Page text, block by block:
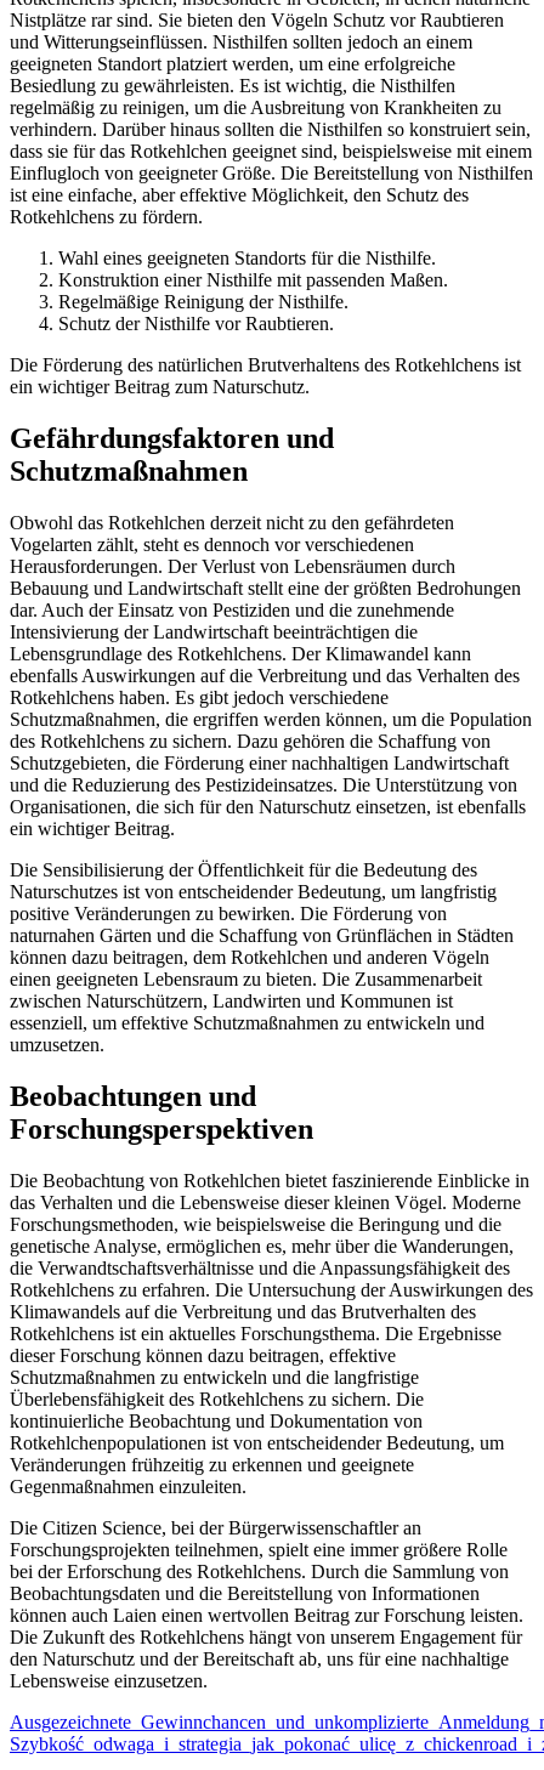
Nistplätze rar sind. Sie bieten den Vögeln Schutz vor Raubtieren
und Witterungseinflüssen. Nisthilfen sollten jedoch an einem
geeigneten Standort platziert werden, um eine erfolgreiche
Besiedlung zu gewährleisten. Es ist wichtig, die Nisthilfen
regelmäßig zu reinigen, um die Ausbreitung von Krankheiten zu
verhindern. Darüber hinaus sollten die Nisthilfen so konstruiert sein,
dass sie für das Rotkehlchen geeignet sind, beispielsweise mit einem
Einflugloch von geeigneter Größe. Die Bereitstellung von Nisthilfen
ist eine einfache, aber effektive Möglichkeit, den Schutz des
Rotkehlchens zu fördern.
Wahl eines geeigneten Standorts für die Nisthilfe.
Konstruktion einer Nisthilfe mit passenden Maßen.
Regelmäßige Reinigung der Nisthilfe.
Schutz der Nisthilfe vor Raubtieren.
Die Förderung des natürlichen Brutverhaltens des Rotkehlchens ist
ein wichtiger Beitrag zum Naturschutz.
Gefährdungsfaktoren und
Schutzmaßnahmen
Obwohl das Rotkehlchen derzeit nicht zu den gefährdeten
Vogelarten zählt, steht es dennoch vor verschiedenen
Herausforderungen. Der Verlust von Lebensräumen durch
Bebauung und Landwirtschaft stellt eine der größten Bedrohungen
dar. Auch der Einsatz von Pestiziden und die zunehmende
Intensivierung der Landwirtschaft beeinträchtigen die
Lebensgrundlage des Rotkehlchens. Der Klimawandel kann
ebenfalls Auswirkungen auf die Verbreitung und das Verhalten des
Rotkehlchens haben. Es gibt jedoch verschiedene
Schutzmaßnahmen, die ergriffen werden können, um die Population
des Rotkehlchens zu sichern. Dazu gehören die Schaffung von
Schutzgebieten, die Förderung einer nachhaltigen Landwirtschaft
und die Reduzierung des Pestizideinsatzes. Die Unterstützung von
Organisationen, die sich für den Naturschutz einsetzen, ist ebenfalls
ein wichtiger Beitrag.
Die Sensibilisierung der Öffentlichkeit für die Bedeutung des
Naturschutzes ist von entscheidender Bedeutung, um langfristig
positive Veränderungen zu bewirken. Die Förderung von
naturnahen Gärten und die Schaffung von Grünflächen in Städten
können dazu beitragen, dem Rotkehlchen und anderen Vögeln
einen geeigneten Lebensraum zu bieten. Die Zusammenarbeit
zwischen Naturschützern, Landwirten und Kommunen ist
essenziell, um effektive Schutzmaßnahmen zu entwickeln und
umzusetzen.
Beobachtungen und
Forschungsperspektiven
Die Beobachtung von Rotkehlchen bietet faszinierende Einblicke in
das Verhalten und die Lebensweise dieser kleinen Vögel. Moderne
Forschungsmethoden, wie beispielsweise die Beringung und die
genetische Analyse, ermöglichen es, mehr über die Wanderungen,
die Verwandtschaftsverhältnisse und die Anpassungsfähigkeit des
Rotkehlchens zu erfahren. Die Untersuchung der Auswirkungen des
Klimawandels auf die Verbreitung und das Brutverhalten des
Rotkehlchens ist ein aktuelles Forschungsthema. Die Ergebnisse
dieser Forschung können dazu beitragen, effektive
Schutzmaßnahmen zu entwickeln und die langfristige
Überlebensfähigkeit des Rotkehlchens zu sichern. Die
kontinuierliche Beobachtung und Dokumentation von
Rotkehlchenpopulationen ist von entscheidender Bedeutung, um
Veränderungen frühzeitig zu erkennen und geeignete
Gegenmaßnahmen einzuleiten.
Die Citizen Science, bei der Bürgerwissenschaftler an
Forschungsprojekten teilnehmen, spielt eine immer größere Rolle
bei der Erforschung des Rotkehlchens. Durch die Sammlung von
Beobachtungsdaten und die Bereitstellung von Informationen
können auch Laien einen wertvollen Beitrag zur Forschung leisten.
Die Zukunft des Rotkehlchens hängt von unserem Engagement für
den Naturschutz und der Bereitschaft ab, uns für eine nachhaltige
Lebensweise einzusetzen.